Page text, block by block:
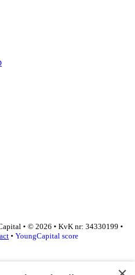
• © 2026 • KvK nr: 34330199 •
• YoungCapital score